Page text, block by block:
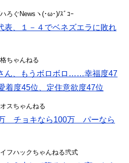
ろぐNewsヽ(･ω･)/ｽﾞｺｰ
表、１－４でベネズエラに敗れ
ちゃんねる
ん、もうボロボロ……幸福度47
着度45位、定住意欲度47位
スちゃんねる
チョキなら100万 パーなら
フハックちゃんねる弐式